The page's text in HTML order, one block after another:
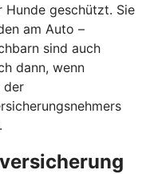
geschützt. Sie
am Auto –
sind auch
dann, wenn
der